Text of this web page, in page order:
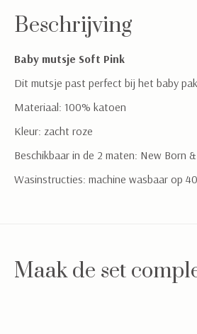
Beschrijving
Baby mutsje Soft Pink
Dit mutsje past perfect bij het baby
Materiaal: 100% katoen
Kleur: zacht roze
Beschikbaar in de 2 maten: New Born
Wasinstructies: machine wasbaar op
Maak de set